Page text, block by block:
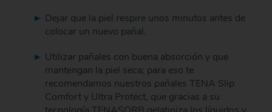
Dejar que la piel respire unos minutos antes de
colocar un nuevo pañal.
Utilizar pañales con buena absorción y que
mantengan la piel seca; para eso te
recomendamos nuestros pañales TENA Slip
Comfort y Ultra Protect, que gracias a su